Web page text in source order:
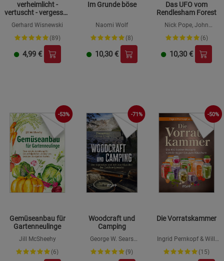
verheimlicht -
vertuscht - vergessen
Gerhard Wisnewski
(89)
4,99 €
Im Grunde böse
Naomi Wolf
(8)
10,30 €
Das UFO vom
Rendlesham Forest
Nick Pope, John
Burroughs & Jim
(6)
10,30 €
-53%
Gemüseanbau für
Gartenneulinge
Jill McSheehy
(6)
-71%
Woodcraft und
Camping
George W. Sears
»Nessmuk«
(9)
-50%
Die Vorratskammer
Ingrid Pernkopf & Willi
Haider
(15)